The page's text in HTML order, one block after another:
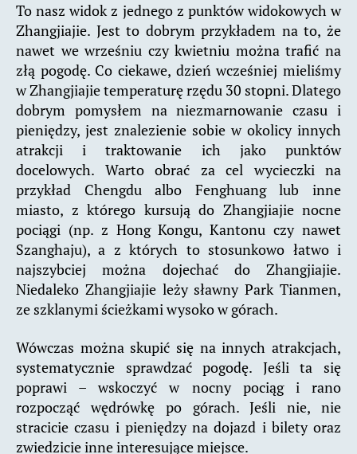
To nasz widok z jednego z punktów widokowych w
Zhangjiajie. Jest to dobrym przykładem na to, że
nawet we wrześniu czy kwietniu można trafić na
złą pogodę. Co ciekawe, dzień wcześniej mieliśmy
w Zhangjiajie temperaturę rzędu 30 stopni. Dlatego
dobrym pomysłem na niezmarnowanie czasu i
pieniędzy, jest znalezienie sobie w okolicy innych
atrakcji i traktowanie ich jako punktów
docelowych. Warto obrać za cel wycieczki na
przykład Chengdu albo Fenghuang lub inne
miasto, z którego kursują do Zhangjiajie nocne
pociągi (np. z Hong Kongu, Kantonu czy nawet
Szanghaju), a z których to stosunkowo łatwo i
najszybciej można dojechać do Zhangjiajie.
Niedaleko Zhangjiajie leży sławny Park Tianmen,
ze szklanymi ścieżkami wysoko w górach.
Wówczas można skupić się na innych atrakcjach,
systematycznie sprawdzać pogodę. Jeśli ta się
poprawi – wskoczyć w nocny pociąg i rano
rozpocząć wędrówkę po górach. Jeśli nie, nie
stracicie czasu i pieniędzy na dojazd i bilety oraz
zwiedzicie inne interesujące miejsce.